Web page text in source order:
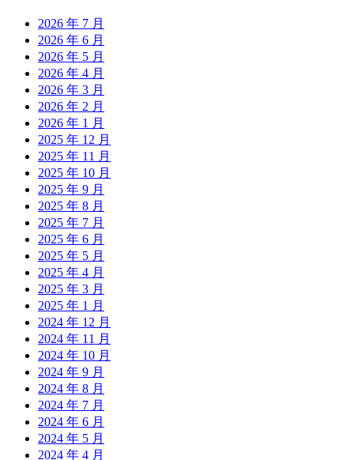
2026 年 7 月
2026 年 6 月
2026 年 5 月
2026 年 4 月
2026 年 3 月
2026 年 2 月
2026 年 1 月
2025 年 12 月
2025 年 11 月
2025 年 10 月
2025 年 9 月
2025 年 8 月
2025 年 7 月
2025 年 6 月
2025 年 5 月
2025 年 4 月
2025 年 3 月
2025 年 1 月
2024 年 12 月
2024 年 11 月
2024 年 10 月
2024 年 9 月
2024 年 8 月
2024 年 7 月
2024 年 6 月
2024 年 5 月
2024 年 4 月